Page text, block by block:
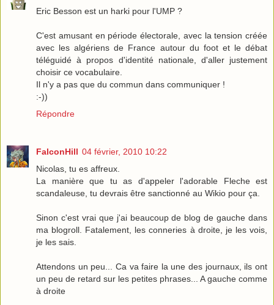
Eric Besson est un harki pour l'UMP ?
C'est amusant en période électorale, avec la tension créée
avec les algériens de France autour du foot et le débat
téléguidé à propos d'identité nationale, d'aller justement
choisir ce vocabulaire.
Il n'y a pas que du commun dans communiquer !
:-))
Répondre
FalconHill 04 février, 2010 10:22
Nicolas, tu es affreux.
La manière que tu as d'appeler l'adorable Fleche est
scandaleuse, tu devrais être sanctionné au Wikio pour ça.
Sinon c'est vrai que j'ai beaucoup de blog de gauche dans
ma blogroll. Fatalement, les conneries à droite, je les vois,
je les sais.
Attendons un peu... Ca va faire la une des journaux, ils ont
un peu de retard sur les petites phrases... A gauche comme
à droite